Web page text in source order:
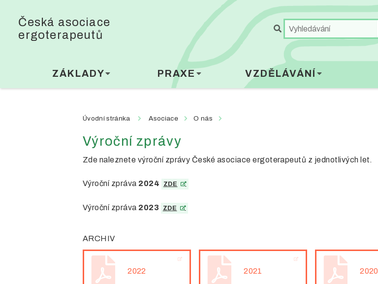
Česká asociace
ergoterapeutů
ZÁKLADY PRAXE VZDĚLÁVÁNÍ
Výroční zprávy
Zde naleznete výroční zprávy České asociace ergoterapeutů z jednotlivých let.
Výroční zpráva 2024 ZDE
Výroční zpráva 2023 ZDE
ARCHIV
2022 2021 2020
Úvodní stránka Asociace O nás